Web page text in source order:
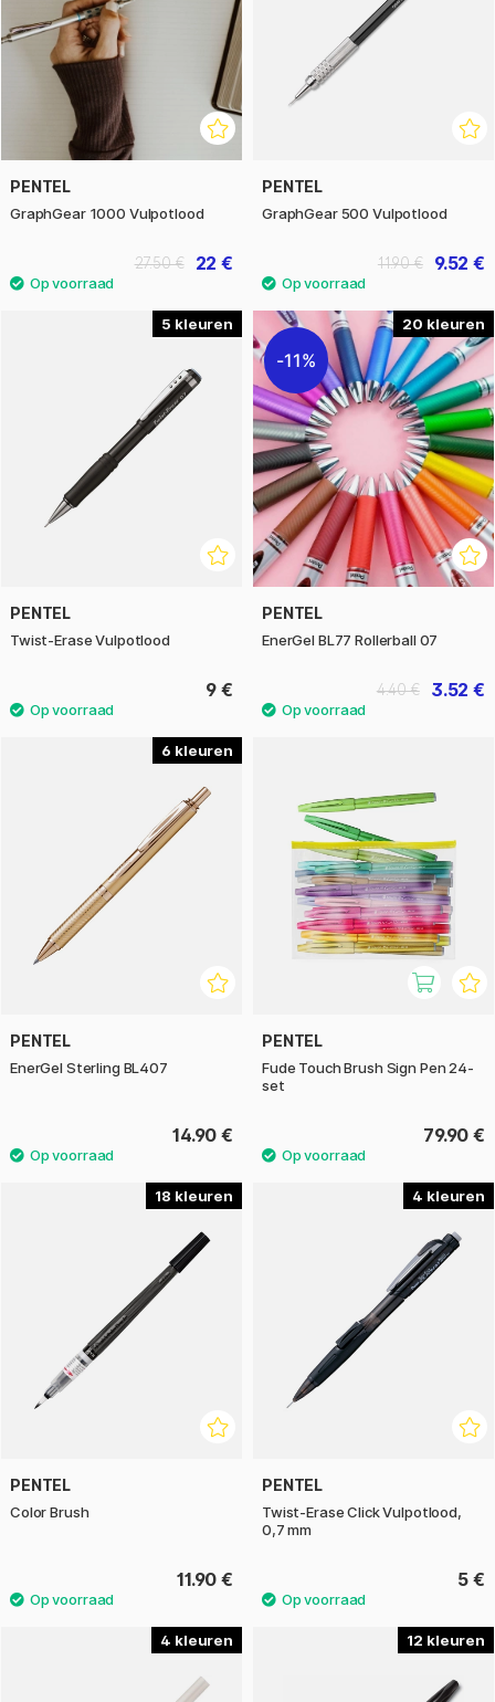
PENTEL
GraphGear 1000 Vulpotlood
22 €
27.50 €
PENTEL
GraphGear 500 Vulpotlood
9.52 €
11.90 €
5
PENTEL
Twist-Erase Vulpotlood
9 €
20
11%
PENTEL
EnerGel BL77 Rollerball 07
3.52 €
4.40 €
6
PENTEL
EnerGel Sterling BL407
14.90 €
PENTEL
Fude Touch Brush Sign Pen 24-
set
79.90 €
18
PENTEL
Color Brush
11.90 €
4
PENTEL
Twist-Erase Click Vulpotlood,
0,7 mm
5 €
4 12